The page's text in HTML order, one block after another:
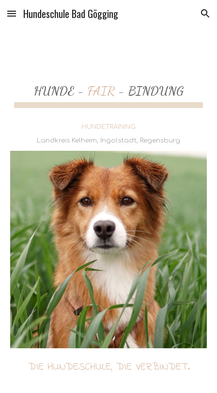
Skip to main content Skip to navigation
Hundeschule Bad Gögging
HUNDE - FAIR - BINDUNG
HUNDETRAINING
Landkreis Kelheim, Ingolstadt, Regensburg
DIE HUNDESCHULE, DIE VERBINDET.